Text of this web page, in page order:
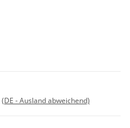
(DE - Ausland abweichend)